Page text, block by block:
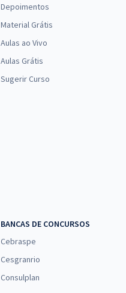
Depoimentos
Material Grátis
Aulas ao Vivo
Aulas Grátis
Sugerir Curso
BANCAS DE CONCURSOS
Cebraspe
Cesgranrio
Consulplan